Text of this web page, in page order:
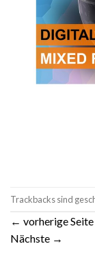
Trackbacks sind
← vorherige Seite
Nächste →